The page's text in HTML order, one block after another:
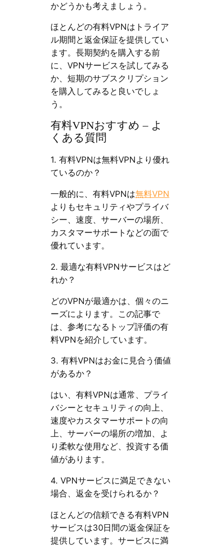
かどうかも考えましょう。
ほとんどの有料VPNはトライア
ル期間と返金保証を提供してい
ます。長期契約を購入する前
に、VPNサービスを試してみる
か、短期のサブスクリプション
を購入してみると良いでしょ
う。
有料VPNおすすめ – よ
くある質問
1. 有料VPNは無料VPNより優れ
ているのか？
一般的に、有料VPNは無料VPN
よりもセキュリティやプライバ
シー、速度、サーバーの場所、
カスタマーサポートなどの面で
優れています。
2. 最適な有料VPNサービスはど
れか？
どのVPNが最適かは、個々のニ
ーズによります。この記事で
は、参考になるトップ評価の有
料VPNを紹介しています。
3. 有料VPNはお金に見合う価値
があるか？
はい、有料VPNは通常、プライ
バシーとセキュリティの向上、
速度やカスタマーサポートの向
上、サーバーの場所の増加、よ
り柔軟な使用など、投資する価
値があります。
4. VPNサービスに満足できない
場合、返金を受けられるか？
ほとんどの信頼できる有料VPN
サービスは30日間の返金保証を
提供しています。サービスに満